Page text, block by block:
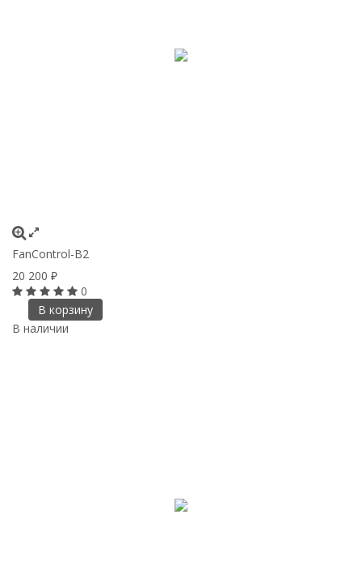
FanControl-B2
20 200 ₽
0
В корзину
В наличии